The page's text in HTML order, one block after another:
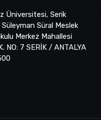
Üniversitesi, Serik
Süleyman Süral Meslek
Merkez Mahallesi
NO: 7 SERİK / ANTALYA